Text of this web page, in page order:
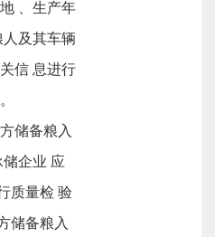
、生产年
及其车辆
信 息进行
储备粮入
储企业 应
质量检 验
储备粮入